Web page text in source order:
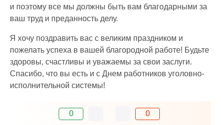
и поэтому все мы должны быть вам благодарными за
ваш труд и преданность делу.
Я хочу поздравить вас с великим праздником и
пожелать успеха в вашей благородной работе! Будьте
здоровы, счастливы и уважаемы за свои заслуги.
Спасибо, что вы есть и с Днем работников уголовно-
исполнительной системы!
0 0